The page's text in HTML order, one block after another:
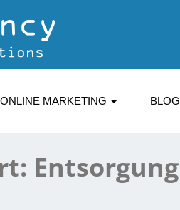
ONLINE MARKETING BLOG
Entsorgung